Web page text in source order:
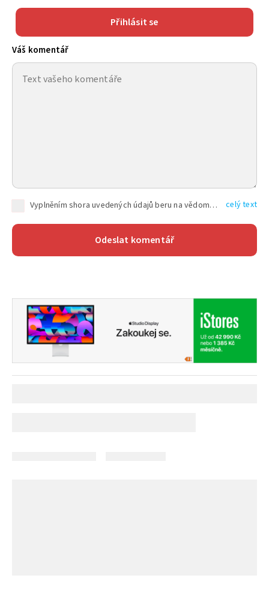
Přihlásit se
Váš komentář
Vyplněním shora uvedených údajů beru na vědomí, že společnost TEXT FACTORY s.r.o., sídlem Brno, Durďákova 336/29, Černá Pole, PSČ: 613 00, IČ: 06157831, zapsané u Krajského soudu v Brně, oddíl C, vložka 100399, bude zpracovávat mé osobní údaje uvedené v rámci mnou vyplněného registračního formuláře na základě oprávněných zájmů TEXT FACTORY s.r.o. dle čl. 6 odst. 1 písm. f) GDPR a pro splnění právních povinností (čl. 6 odst. 1 písm. c) GDPR), a to pro tyto účely: nezbytnost zajistit oprávnění návštěvníka webových stránek provozovaných společností TEXT FACTORY s.r.o. přispívat aktivně ke zveřejněným článkům nebo v rámci diskusních fór a výkon práv TEXT FACTORY s.r.o. jako administrátora těchto diskusních fór. Více informací o zpracování osobních údajů a právech lze nalézt v celý text